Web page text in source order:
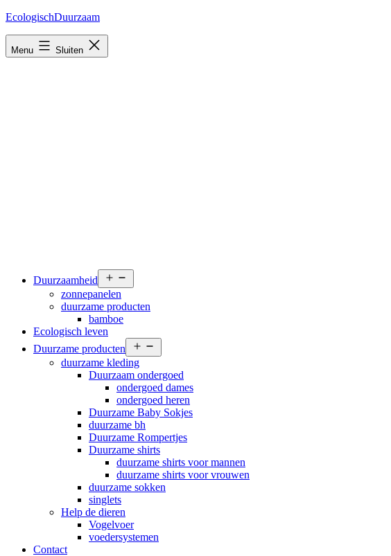
Ga
inhoud
EcologischDuurzaam
Menu Sluiten
Duurzaamheid
menu
zonnepanelen
duurzame producten
bamboe
Ecologisch leven
Duurzame producten
menu
duurzame kleding
Duurzaam ondergoed
ondergoed dames
ondergoed heren
Duurzame Baby Sokjes
duurzame bh
Duurzame Rompertjes
Duurzame shirts
duurzame shirts voor mannen
duurzame shirts voor vrouwen
duurzame sokken
singlets
Help de dieren
Vogelvoer
voedersystemen
Contact